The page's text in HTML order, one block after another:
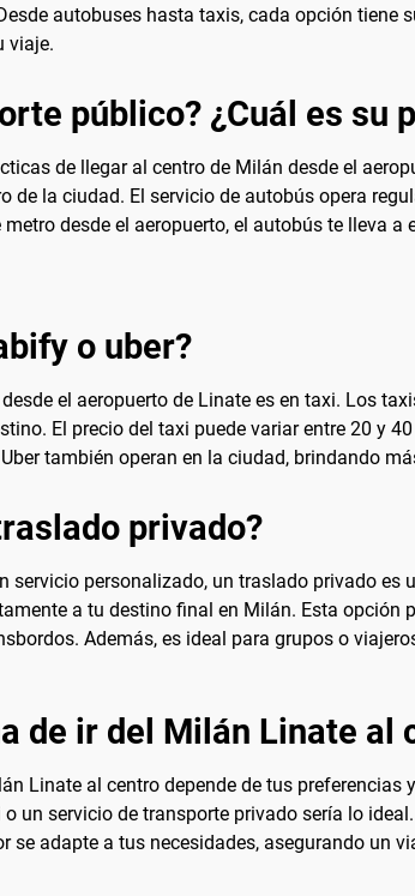
autobuses hasta taxis, cada opción tiene
viaje.
público? ¿Cuál es su
de llegar al centro de Milán desde el
de la ciudad. El servicio de autobús opera
desde el aeropuerto, el autobús te lleva
o uber?
el aeropuerto de Linate es en taxi. Los
El precio del taxi puede variar entre 20 y
también operan en la ciudad, brindando
privado?
servicio personalizado, un traslado privado
a tu destino final en Milán. Esta
Además, es ideal para grupos o
de ir del Milán Linate al
Linate al centro depende de tus
un servicio de transporte privado sería lo ideal.
se adapte a tus necesidades, asegurando un